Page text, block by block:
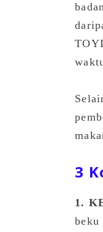
3
1.
beku